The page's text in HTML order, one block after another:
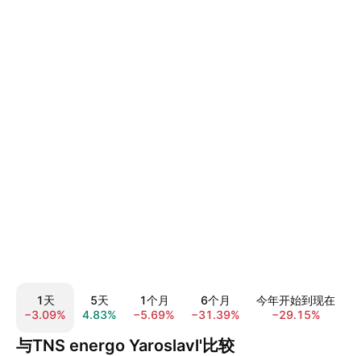
1天
−3.09%
5天
4.83%
1个月
−5.69%
6个月
−31.39%
今年开始到现在
−29.15%
与TNS energo Yaroslavl'比较